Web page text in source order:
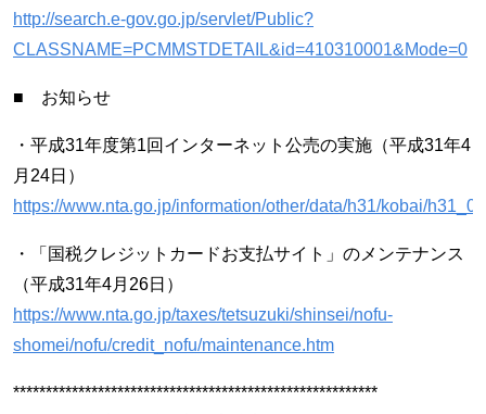
http://search.e-gov.go.jp/servlet/Public?
CLASSNAME=PCMMSTDETAIL&id=410310001&Mode=0
■ お知らせ
・平成31年度第1回インターネット公売の実施（平成31年4
月24日）
https://www.nta.go.jp/information/other/data/h31/kobai/
・「国税クレジットカードお支払サイト」のメンテナンス
（平成31年4月26日）
https://www.nta.go.jp/taxes/tetsuzuki/shinsei/nofu-
shomei/nofu/credit_nofu/maintenance.htm
********************************************************